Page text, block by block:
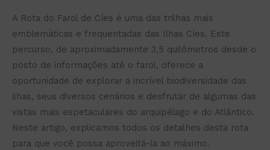
A Rota do Farol de Cíes é uma das trilhas mais
emblemáticas e frequentadas das Ilhas Cíes. Este
percurso, de aproximadamente 3,5 quilômetros desde o
posto de informações até o farol, oferece a
oportunidade de explorar a incrível biodiversidade das
ilhas, seus diversos cenários e desfrutar de algumas das
vistas mais espetaculares do arquipélago e do Atlântico.
Neste artigo, explicamos todos os detalhes desta rota
para que você possa aproveitá-la ao máximo.